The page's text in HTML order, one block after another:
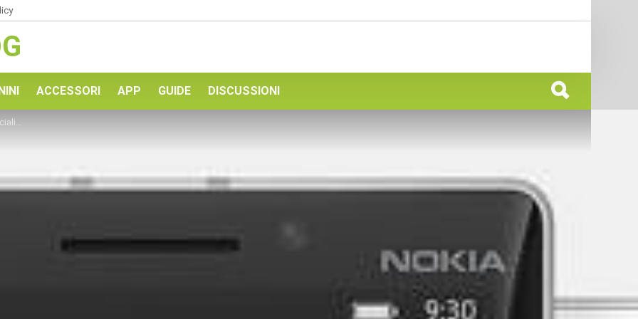
ACCESSORI APP GUIDE DISCUSSIONI